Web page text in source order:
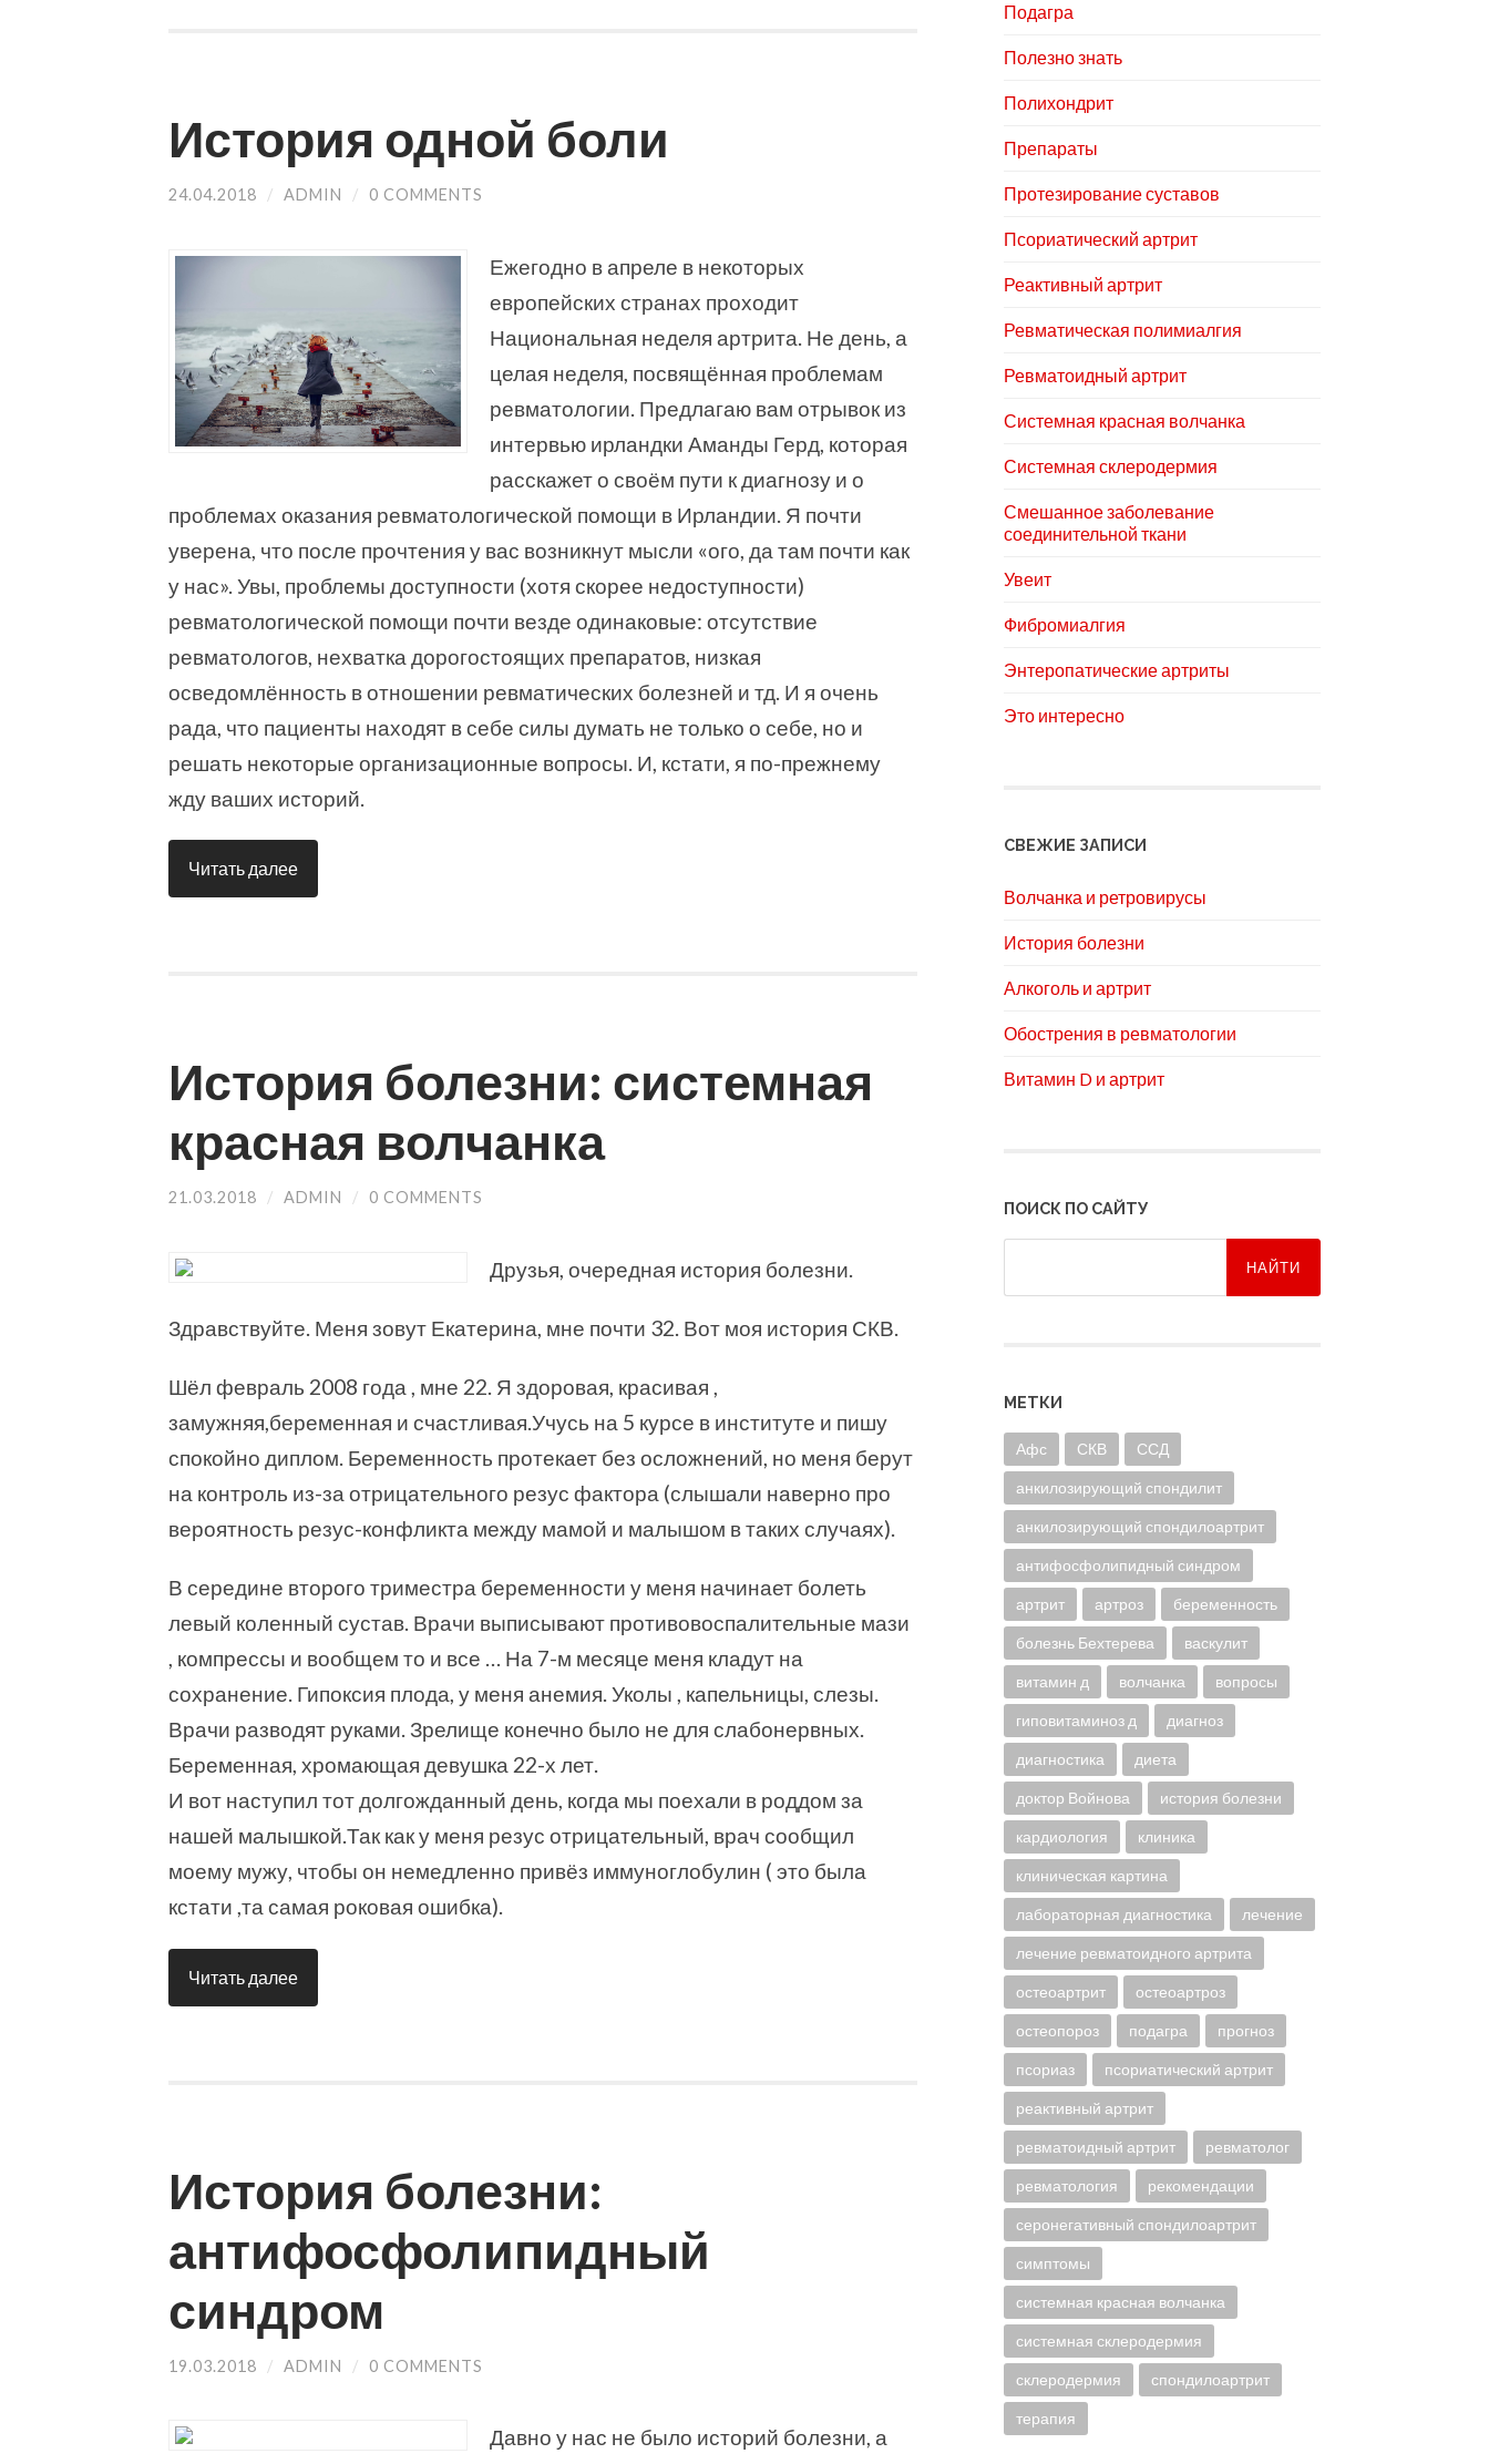
История одной боли
24.04.2018 / ADMIN / 0 COMMENTS
Ежегодно в апреле в некоторых
европейских странах проходит
Национальная неделя артрита. Не день, а
целая неделя, посвящённая проблемам
ревматологии. Предлагаю вам отрывок из
интервью ирландки Аманды Герд, которая
расскажет о своём пути к диагнозу и о
проблемах оказания ревматологической помощи в Ирландии. Я почти
уверена, что после прочтения у вас возникнут мысли «ого, да там почти как
у нас». Увы, проблемы доступности (хотя скорее недоступности)
ревматологической помощи почти везде одинаковые: отсутствие
ревматологов, нехватка дорогостоящих препаратов, низкая
осведомлённость в отношении ревматических болезней и тд. И я очень
рада, что пациенты находят в себе силы думать не только о себе, но и
решать некоторые организационные вопросы. И, кстати, я по-прежнему
жду ваших историй.
Читать далее
История болезни: системная
красная волчанка
21.03.2018 / ADMIN / 0 COMMENTS
Друзья, очередная история болезни.
Здравствуйте. Меня зовут Екатерина, мне почти 32. Вот моя история СКВ.
Шёл февраль 2008 года , мне 22. Я здоровая, красивая ,
замужняя,беременная и счастливая.Учусь на 5 курсе в институте и пишу
спокойно диплом. Беременность протекает без осложнений, но меня берут
на контроль из-за отрицательного резус фактора (слышали наверно про
вероятность резус-конфликта между мамой и малышом в таких случаях).
В середине второго триместра беременности у меня начинает болеть
левый коленный сустав. Врачи выписывают противовоспалительные мази
, компрессы и вообщем то и все … На 7-м месяце меня кладут на
сохранение. Гипоксия плода, у меня анемия. Уколы , капельницы, слезы.
Врачи разводят руками. Зрелище конечно было не для слабонервных.
Беременная, хромающая девушка 22-х лет.
И вот наступил тот долгожданный день, когда мы поехали в роддом за
нашей малышкой.Так как у меня резус отрицательный, врач сообщил
моему мужу, чтобы он немедленно привёз иммуноглобулин ( это была
кстати ,та самая роковая ошибка).
Читать далее
История болезни:
антифосфолипидный
синдром
19.03.2018 / ADMIN / 0 COMMENTS
Давно у нас не было историй болезни, а
Подагра
Полезно знать
Полихондрит
Препараты
Протезирование суставов
Псориатический артрит
Реактивный артрит
Ревматическая полимиалгия
Ревматоидный артрит
Системная красная волчанка
Системная склеродермия
Смешанное заболевание
соединительной ткани
Увеит
Фибромиалгия
Энтеропатические артриты
Это интересно
СВЕЖИЕ ЗАПИСИ
Волчанка и ретровирусы
История болезни
Алкоголь и артрит
Обострения в ревматологии
Витамин D и артрит
ПОИСК ПО САЙТУ
МЕТКИ
Афс СКВ ССД
анкилозирующий спондилит
анкилозирующий спондилоартрит
антифосфолипидный синдром
артрит артроз беременность
болезнь Бехтерева васкулит
витамин д волчанка вопросы
гиповитаминоз д диагноз
диагностика диета
доктор Войнова история болезни
кардиология клиника
клиническая картина
лабораторная диагностика лечение
лечение ревматоидного артрита
остеоартрит остеоартроз
остеопороз подагра прогноз
псориаз псориатический артрит
реактивный артрит
ревматоидный артрит ревматолог
ревматология рекомендации
серонегативный спондилоартрит
симптомы
системная красная волчанка
системная склеродермия
склеродермия спондилоартрит
терапия